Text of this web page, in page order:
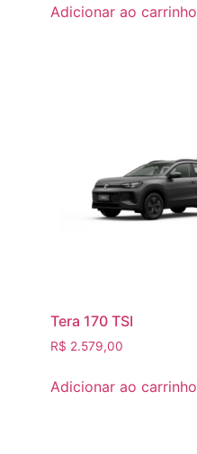
Adicionar ao carrinho
Tera 170 TSI
R$ 2.579,00
Adicionar ao carrinho